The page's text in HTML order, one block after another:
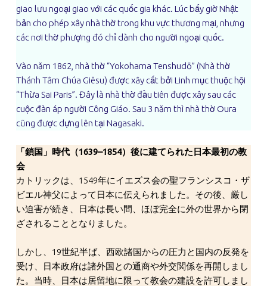
giao lưu ngoại giao với các quốc gia khác. Lúc bấy giờ Nhật
bản cho phép xây nhà thờ trong khu vực thương mại, nhưng
các nơi thờ phượng đó chỉ dành cho người ngoại quốc.
Vào năm 1862, nhà thờ “Yokohama Tenshudō” (Nhà thờ
Thánh Tâm Chúa Giêsu) được xây cất bởi Linh mục thuộc hội
“Thừa Sai Paris”. Đây là nhà thờ đầu tiên được xây sau các
cuộc đàn áp người Công Giáo. Sau 3 năm thì nhà thờ Oura
cũng được dựng lên tại Nagasaki.
「鎖国」時代（1639–1854）後に建てられた日本最初の教
会
カトリックは、1549年にイエズス会の聖フランシスコ・ザ
ビエル神父によって日本に伝えられました。その後、厳し
い迫害が続き、日本は長い間、ほぼ完全に外の世界から閉
ざされることとなりました。
しかし、19世紀半ば、西欧諸国からの圧力と国内の反発を
受け、日本政府は諸外国との通商や外交関係を再開しまし
た。当時、日本は居留地に限って教会の建設を許可しまし